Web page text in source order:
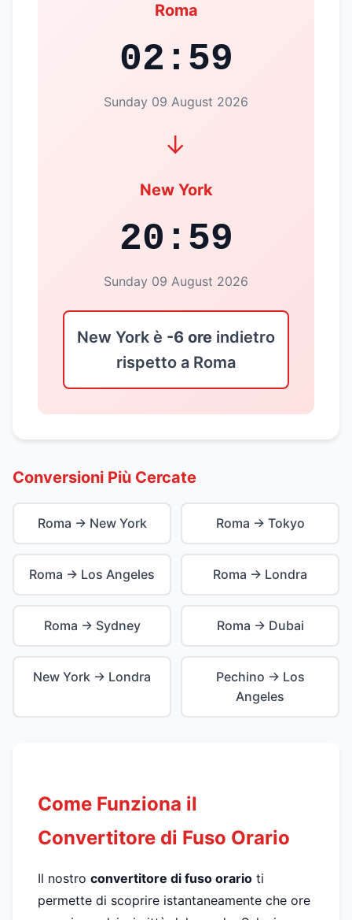
Roma
02:59
Sunday 09 August 2026
→
New York
20:59
Sunday 09 August 2026
New York è -6 ore indietro
rispetto a Roma
Conversioni Più Cercate
Roma → New York Roma → Tokyo
Roma → Los Angeles Roma → Londra
Roma → Sydney Roma → Dubai
New York → Londra
Pechino → Los
Angeles
Come Funziona il
Convertitore di Fuso Orario
Il nostro convertitore di fuso orario ti
permette di scoprire istantaneamente che ore